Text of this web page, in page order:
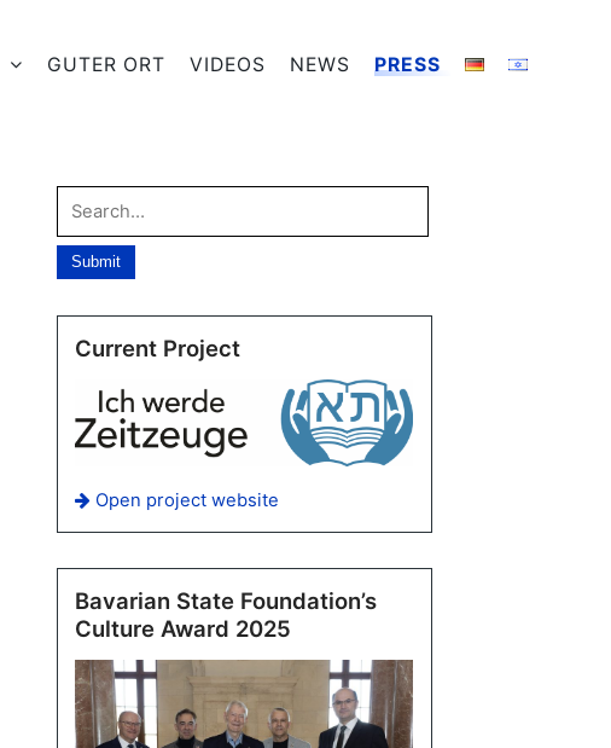
GUTER ORT VIDEOS NEWS PRESS
Current Project
Open project website
Bavarian State Foundation’s
Culture Award 2025